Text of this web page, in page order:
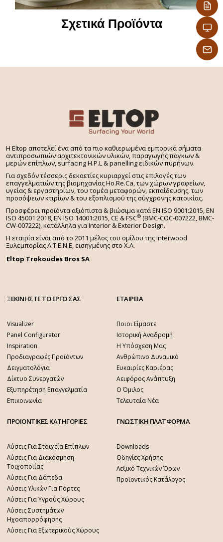
– Δεν χρειάζονται επεξεργασία άκρων,
προσφέρονται με σοκόριασμα επιλογής σας στις
διαμήκεις και εγκάρσιες άκρες
ή νησίδα ειδικού σχεδίου? Επιλέξτε από το ευρύ
Σχετικά Προϊόντα
H Eltop αποτελεί ένα από τα πιο καθιερωμένα εμπορικά σήματα
αντιπροσωπιών αρχιτεκτονικών υλικών, παραγωγής πάγκων &
μερών επίπλων, surfacing H.P.L & panelling ειδικών πυρήνων.
Για σχεδόν τέσσερις δεκαετίες κυριαρχεί στις επιλογές των
επαγγελματιών της βιομηχανίας Ho.Re.Ca, των χώρων γραφείων,
υγείας & εργαστηρίων, του τομέα μεταφορών, εκπαίδευσης, των
προσόψεων κτιρίων & του εξοπλισμού της σύγχρονης κατοικίας.
Προσφέρει προϊόντα αξιόπιστα & βιώσιμα κατά EN ISO 9001:2015, EN
ISO 45001:2018, EN ISO 14001:2015,CE & FSC® (BMC-COC-007222, BMC-
CW-007222), κατάλληλα για Interior & Exterior Design.
Η εταιρία είναι από το 2011 μέλος του ομίλου της Interwood
Ξυλεμπορίας Α.Τ.Ε.Ν.Ε, εισηγμένης στο Χ.A.
Eltop Trokoudes Bros SA
ΞΕΚΙΝΗΣΤΕ ΤΟ ΕΡΓΟ ΣΑΣ
Visualizer
Panel Configurator
Inspiration
Προδιαγραφές Προϊόντων
Δειγματολόγια
Δίκτυο Συνεργατών
Εξυπηρέτηση Επαγγελματία
Επικοινωνία
ΕΤΑΙΡΕΙΑ
Ποιοι Είμαστε
Ιστορική Αναδρομή
Η Υπόσχεση Μας
Ανθρώπινο Δυναμικό
Ευκαιρίες Καριέρας
Αειφόρος Ανάπτυξη
Ο Όμιλος
Τελευταία Νέα
ΠΡΟΙΟΝΤΙΚΕΣ ΚΑΤΗΓΟΡΙΕΣ
Λύσεις Για Στοιχεία Επίπλων
Λύσεις Για Διακόσμηση
Τοιχοποιίας
Λύσεις Για Δάπεδα
Λύσεις Υλικών Για Πόρτες
Λύσεις Για Υγρούς Χώρους
Λύσεις Συστημάτων
Ηχοαπορρόφησης
Λύσεις Για Εξωτερικούς Χώρους
ΓΝΩΣΤΙΚΗ ΠΛΑΤΦΟΡΜΑ
Downloads
Οδηγίες Χρήσης
Λεξικό Τεχνικών Όρων
Προϊοντικός Κατάλογος